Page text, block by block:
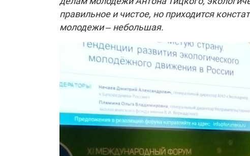
правильное и чистое, но приходится
молодежи – небольшая.